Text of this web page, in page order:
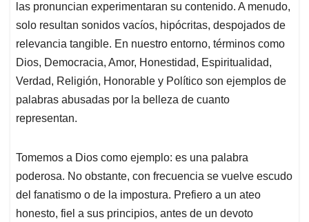
A
p
p
o
o
k
d
I
n
d
s
las pronuncian experimentaran su contenido. A menudo,
solo resultan sonidos vacíos, hipócritas, despojados de
relevancia tangible. En nuestro entorno, términos como
Dios, Democracia, Amor, Honestidad, Espiritualidad,
Verdad, Religión, Honorable y Político son ejemplos de
palabras abusadas por la belleza de cuanto
representan.
Tomemos a Dios como ejemplo: es una palabra
poderosa. No obstante, con frecuencia se vuelve escudo
del fanatismo o de la impostura. Prefiero a un ateo
honesto, fiel a sus principios, antes de un devoto